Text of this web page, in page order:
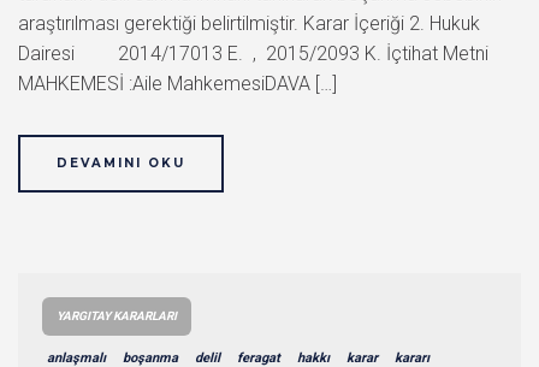
araştırılması gerektiği belirtilmiştir. Karar İçeriği 2. Hukuk
Dairesi 2014/17013 E. , 2015/2093 K. İçtihat Metni
MAHKEMESİ :Aile MahkemesiDAVA […]
DEVAMINI OKU
YARGITAY KARARLARI
anlaşmalı boşanma delil feragat hakkı karar kararı